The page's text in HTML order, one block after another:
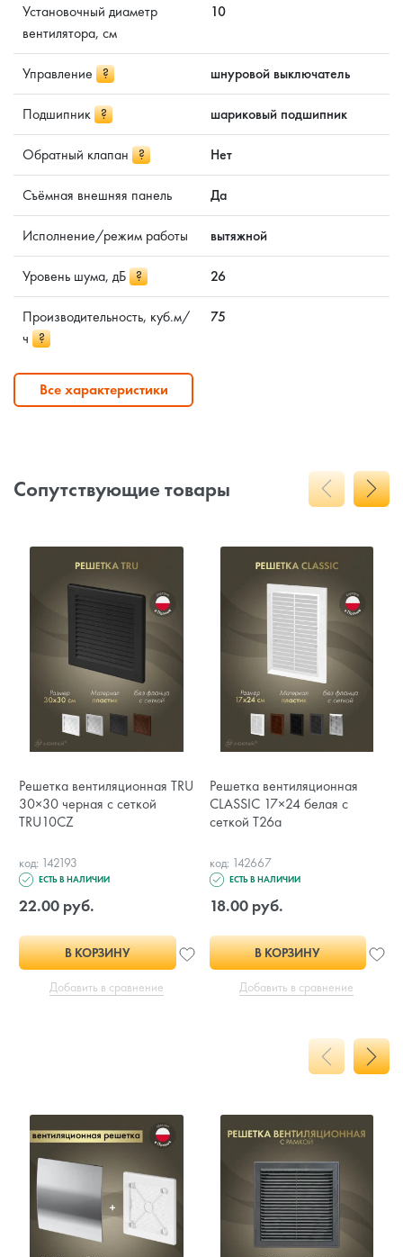
Установочный диаметр
вентилятора, см
10
Управление ? шнуровой выключатель
Подшипник ? шариковый подшипник
Обратный клапан ? Нет
Съёмная внешняя панель Да
Исполнение/режим работы вытяжной
Уровень шума, дБ ? 26
Производительность, куб.м/
ч ?
75
Все характеристики
Сопутствующие товары
Решетка вентиляционная TRU
30×30 черная с сеткой
TRU10CZ
код: 142193
ЕСТЬ В НАЛИЧИИ
22.00 руб.
В КОРЗИНУ
Добавить в сравнение
Решетка вентиляционная
CLASSIC 17×24 белая с
сеткой T26a
код: 142667
ЕСТЬ В НАЛИЧИИ
18.00 руб.
В КОРЗИНУ
Добавить в сравнение